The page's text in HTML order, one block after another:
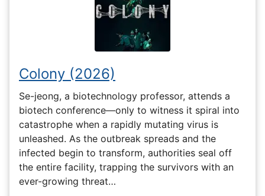
Colony (2026)
Se-jeong, a biotechnology professor, attends a
biotech conference—only to witness it spiral into
catastrophe when a rapidly mutating virus is
unleashed. As the outbreak spreads and the
infected begin to transform, authorities seal off
the entire facility, trapping the survivors with an
ever-growing threat…